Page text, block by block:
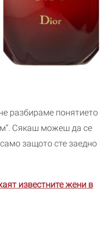
разбираме понятието
Сякаш можеш да се
защото сте заедно
известните жени в